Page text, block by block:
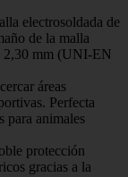
electrosoldada de
de la malla
2,30 mm (UNI-EN
áreas
Perfecta
para animales
protección
gracias a la